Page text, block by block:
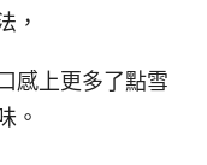
，
感上更多了點雪
。